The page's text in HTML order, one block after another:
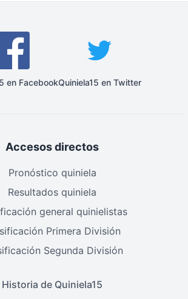
en FacebookQuiniela15 en Twitter
Accesos directos
Pronóstico quiniela
Resultados quiniela
general quinielistas
Primera División
Segunda División
Historia de Quiniela15